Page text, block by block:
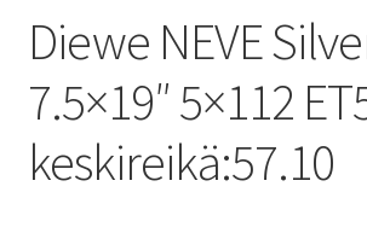
Diewe NEVE
7.5×19″ 5×112
keskireikä:57.10